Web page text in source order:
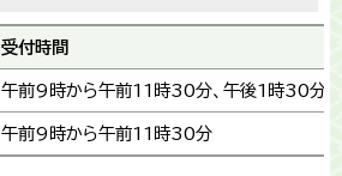
受付時間
午前9時から午前11時30分、午後1時30分
午前9時から午前11時30分